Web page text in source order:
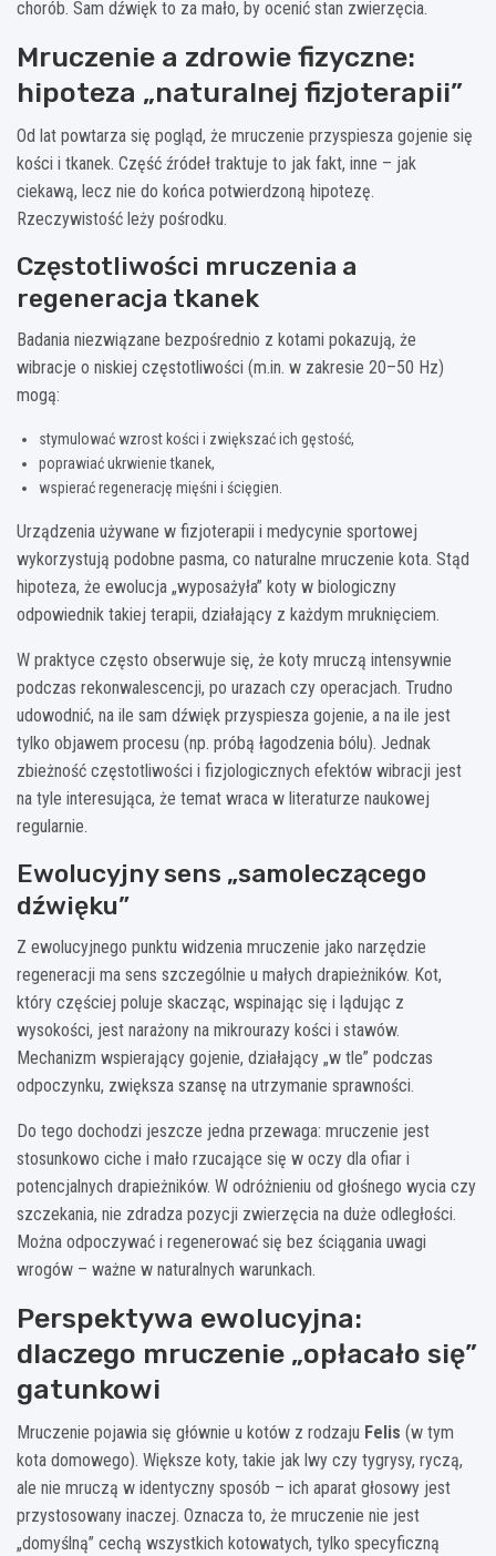
chorób. Sam dźwięk to za mało, by ocenić stan zwierzęcia.
Mruczenie a zdrowie fizyczne:
hipoteza „naturalnej fizjoterapii”
Od lat powtarza się pogląd, że mruczenie przyspiesza gojenie się
kości i tkanek. Część źródeł traktuje to jak fakt, inne – jak
ciekawą, lecz nie do końca potwierdzoną hipotezę.
Rzeczywistość leży pośrodku.
Częstotliwości mruczenia a
regeneracja tkanek
Badania niezwiązane bezpośrednio z kotami pokazują, że
wibracje o niskiej częstotliwości (m.in. w zakresie 20–50 Hz)
mogą:
stymulować wzrost kości i zwiększać ich gęstość,
poprawiać ukrwienie tkanek,
wspierać regenerację mięśni i ścięgien.
Urządzenia używane w fizjoterapii i medycynie sportowej
wykorzystują podobne pasma, co naturalne mruczenie kota. Stąd
hipoteza, że ewolucja „wyposażyła” koty w biologiczny
odpowiednik takiej terapii, działający z każdym mruknięciem.
W praktyce często obserwuje się, że koty mruczą intensywnie
podczas rekonwalescencji, po urazach czy operacjach. Trudno
udowodnić, na ile sam dźwięk przyspiesza gojenie, a na ile jest
tylko objawem procesu (np. próbą łagodzenia bólu). Jednak
zbieżność częstotliwości i fizjologicznych efektów wibracji jest
na tyle interesująca, że temat wraca w literaturze naukowej
regularnie.
Ewolucyjny sens „samoleczącego
dźwięku”
Z ewolucyjnego punktu widzenia mruczenie jako narzędzie
regeneracji ma sens szczególnie u małych drapieżników. Kot,
który częściej poluje skacząc, wspinając się i lądując z
wysokości, jest narażony na mikrourazy kości i stawów.
Mechanizm wspierający gojenie, działający „w tle” podczas
odpoczynku, zwiększa szansę na utrzymanie sprawności.
Do tego dochodzi jeszcze jedna przewaga: mruczenie jest
stosunkowo ciche i mało rzucające się w oczy dla ofiar i
potencjalnych drapieżników. W odróżnieniu od głośnego wycia czy
szczekania, nie zdradza pozycji zwierzęcia na duże odległości.
Można odpoczywać i regenerować się bez ściągania uwagi
wrogów – ważne w naturalnych warunkach.
Perspektywa ewolucyjna:
dlaczego mruczenie „opłacało się”
gatunkowi
Mruczenie pojawia się głównie u kotów z rodzaju Felis (w tym
kota domowego). Większe koty, takie jak lwy czy tygrysy, ryczą,
ale nie mruczą w identyczny sposób – ich aparat głosowy jest
przystosowany inaczej. Oznacza to, że mruczenie nie jest
„domyślną” cechą wszystkich kotowatych, tylko specyficzną